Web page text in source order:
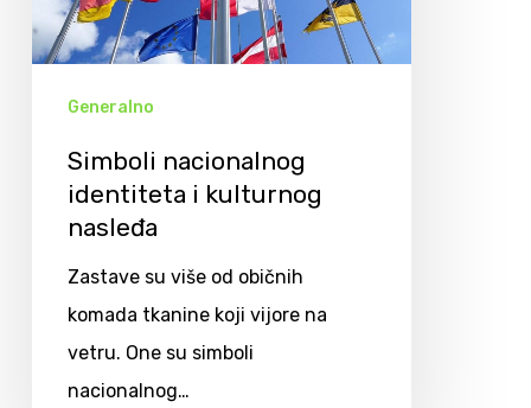
Generalno
Simboli nacionalnog
identiteta i kulturnog
nasleđa
Zastave su više od običnih
komada tkanine koji vijore na
vetru. One su simboli
nacionalnog…